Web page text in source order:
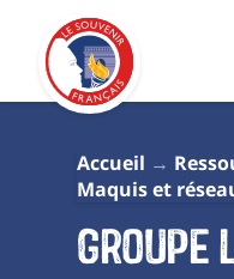
Accueil
Maquis et
Groupe